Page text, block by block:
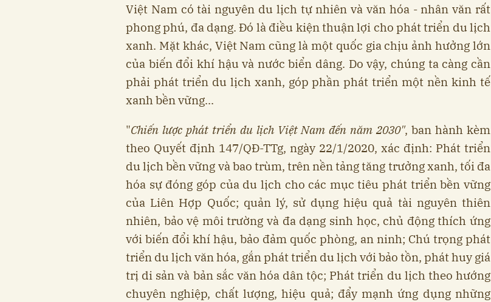
Việt Nam có tài nguyên du lịch tự nhiên và văn hóa - nhân văn rất
phong phú, đa dạng. Đó là điều kiện thuận lợi cho phát triển du lịch
xanh. Mặt khác, Việt Nam cũng là một quốc gia chịu ảnh hưởng lớn
của biến đổi khí hậu và nước biển dâng. Do vậy, chúng ta càng cần
phải phát triển du lịch xanh, góp phần phát triển một nền kinh tế
xanh bền vững...
"Chiến lược phát triển du lịch Việt Nam đến năm 2030", ban hành kèm
theo Quyết định 147/QĐ-TTg, ngày 22/1/2020, xác định: Phát triển
du lịch bền vững và bao trùm, trên nền tảng tăng trưởng xanh, tối đa
hóa sự đóng góp của du lịch cho các mục tiêu phát triển bền vững
của Liên Hợp Quốc; quản lý, sử dụng hiệu quả tài nguyên thiên
nhiên, bảo vệ môi trường và đa dạng sinh học, chủ động thích ứng
với biến đổi khí hậu, bảo đảm quốc phòng, an ninh; Chú trọng phát
triển du lịch văn hóa, gắn phát triển du lịch với bảo tồn, phát huy giá
trị di sản và bản sắc văn hóa dân tộc; Phát triển du lịch theo hướng
chuyên nghiệp, chất lượng, hiệu quả; đẩy mạnh ứng dụng những